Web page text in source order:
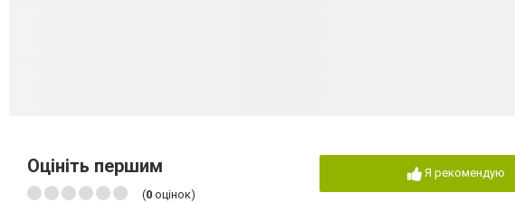
Оцініть першим
(0 оцінок)
Я рекомендую